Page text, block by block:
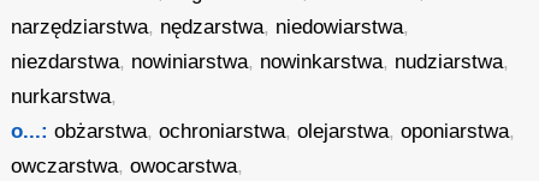
narzędziarstwa, nędzarstwa, niedowiarstwa,
niezdarstwa, nowiniarstwa, nowinkarstwa, nudziarstwa,
nurkarstwa,
o...: obżarstwa,ochroniarstwa,olejarstwa,oponiarstwa,
owczarstwa,owocarstwa,